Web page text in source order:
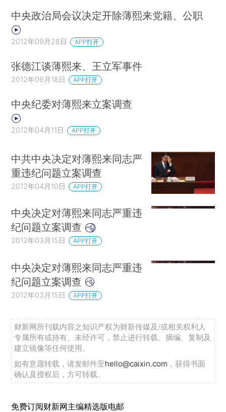
中央政治局会议决定开除薄熙来党籍、公职
2012年09月28日 APP打开
张德江谈薄熙来、王立军事件
2012年06月18日 APP打开
中央纪委对薄熙来立案调查
2012年04月11日 APP打开
中共中央决定对薄熙来同志严
重违纪问题立案调查
2012年04月10日 APP打开
中央决定对薄熙来同志严重违
纪问题立案调查
2012年03月15日 APP打开
中央决定对薄熙来同志严重违
纪问题立案调查
2012年03月15日 APP打开
财新网所刊载内容之知识产权为财新传媒及/或相关权利人
专属所有或持有。未经许可，禁止进行转载、摘编、复制及
建立镜像等任何使用。
如有意愿转载，请发邮件至hello@caixin.com ，获得书面
确认及授权后，方可转载。
免费订阅财新网主编精选版电邮